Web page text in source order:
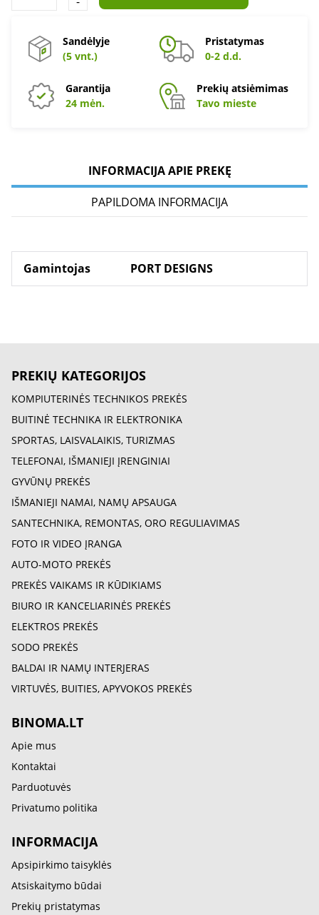
Sandėlyje
(5 vnt.)
Pristatymas
0-2 d.d.
Garantija
24 mėn.
Prekių atsiėmimas
Tavo mieste
INFORMACIJA APIE PREKĘ
PAPILDOMA INFORMACIJA
Gamintojas PORT DESIGNS
PREKIŲ KATEGORIJOS
KOMPIUTERINĖS TECHNIKOS PREKĖS
BUITINĖ TECHNIKA IR ELEKTRONIKA
SPORTAS, LAISVALAIKIS, TURIZMAS
TELEFONAI, IŠMANIEJI ĮRENGINIAI
GYVŪNŲ PREKĖS
IŠMANIEJI NAMAI, NAMŲ APSAUGA
SANTECHNIKA, REMONTAS, ORO REGULIAVIMAS
FOTO IR VIDEO ĮRANGA
AUTO-MOTO PREKĖS
PREKĖS VAIKAMS IR KŪDIKIAMS
BIURO IR KANCELIARINĖS PREKĖS
ELEKTROS PREKĖS
SODO PREKĖS
BALDAI IR NAMŲ INTERJERAS
VIRTUVĖS, BUITIES, APYVOKOS PREKĖS
BINOMA.LT
Apie mus
Kontaktai
Parduotuvės
Privatumo politika
INFORMACIJA
Apsipirkimo taisyklės
Atsiskaitymo būdai
Prekių pristatymas